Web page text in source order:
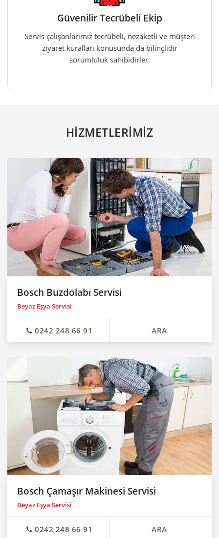
Güvenilir Tecrübeli Ekip
Servis çalışanlarımız tecrübeli, nezaketli ve müşteri
ziyaret kuralları konusunda da bilinçlidir
sorumluluk sahibidirler.
HİZMETLERİMİZ
Bosch Buzdolabı Servisi
Beyaz Eşya Servisi
0242 248 66 91 ARA
Bosch Çamaşır Makinesi Servisi
Beyaz Eşya Servisi
0242 248 66 91 ARA